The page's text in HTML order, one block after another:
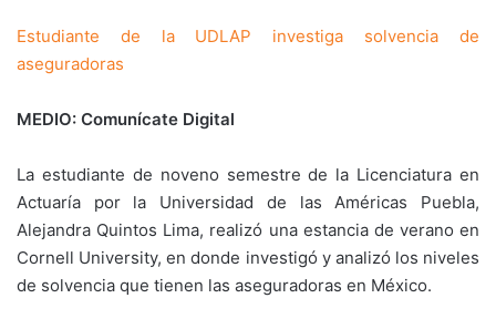
Estudiante de la UDLAP investiga solvencia de
aseguradoras
MEDIO: Comunícate Digital
La estudiante de noveno semestre de la Licenciatura en
Actuaría por la Universidad de las Américas Puebla,
Alejandra Quintos Lima, realizó una estancia de verano en
Cornell University, en donde investigó y analizó los niveles
de solvencia que tienen las aseguradoras en México.